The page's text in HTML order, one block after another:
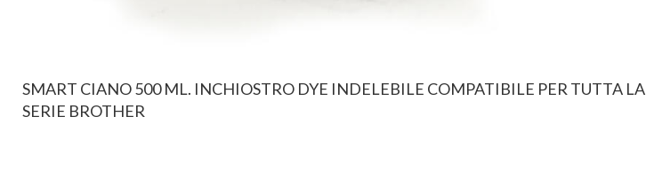
SMART CIANO 500 ML. INCHIOSTRO DYE INDELEBILE COMPATIBILE PER TUTTA LA
SERIE BROTHER